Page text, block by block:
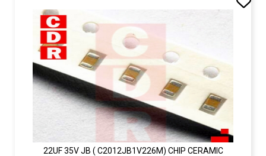
22UF 35V JB ( C2012JB1V226M) CHIP CERAMIC